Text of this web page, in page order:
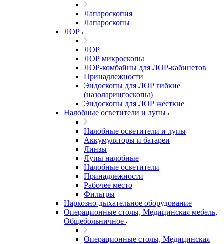
Лапароскопия
Лапароскопы
ЛОР
ЛОР
ЛОР микроскопы
ЛОР-комбайны для ЛОР-кабинетов
Принадлежности
Эндоскопы для ЛОР гибкие
(назоларингоскопы)
Эндоскопы для ЛОР жесткие
Налобные осветители и лупы
Налобные осветители и лупы
Аккумуляторы и батареи
Линзы
Лупы налобные
Налобные осветители
Принадлежности
Рабочее место
Фильтры
Наркозно-дыхательное оборудование
Операционные столы, Медицинская мебель,
Общебольничное
Операционные столы, Медицинская